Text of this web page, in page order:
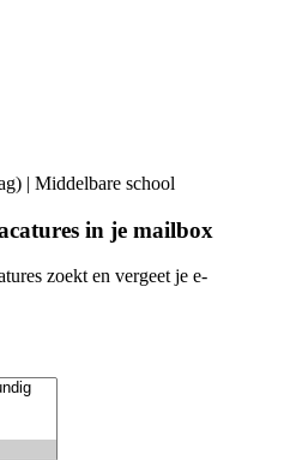
| Middelbare school
in je mailbox
zoekt en vergeet je e-